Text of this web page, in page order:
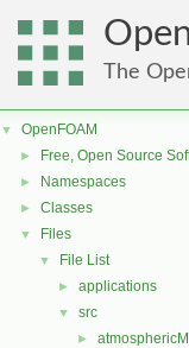
The
▼ OpenFOAM
► Free, Open Source
► Namespaces
► Classes
▼ Files
▼ File List
► applications
▼ src
►